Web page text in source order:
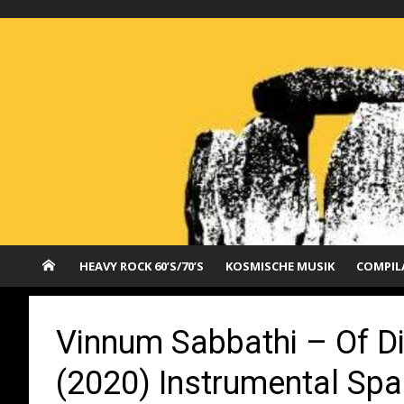
HEAVY ROCK 60’S/70’S KOSMISCHE MUSIK
Vinnum Sabbathi – Of
(2020) Instrumental